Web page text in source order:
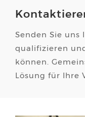
Senden Sie uns
qualifizieren
können.
Lösung für Ihre